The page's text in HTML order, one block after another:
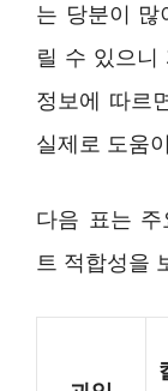
는 당분이 많
릴 수 있으니
정보에 따르
실제로 도움
다음 표는
트 적합성을